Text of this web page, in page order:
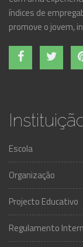
índices de
promove o jovem,
Escola
Organização
Projecto Educativo
Regulamento